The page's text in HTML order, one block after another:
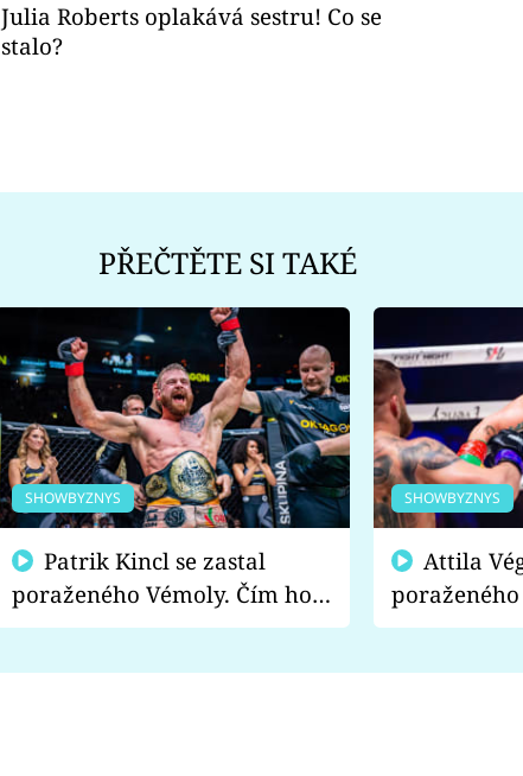
Julia Roberts oplakává sestru! Co se
stalo?
PŘEČTĚTE SI TAKÉ
SHOWBYZNYS
poraženého Vémoly. Čím ho
fanoušci naštvali?
SHOWBYZNYS
chce raději